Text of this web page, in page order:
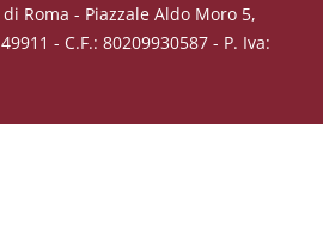
Roma - Piazzale Aldo Moro 5,
- C.F.: 80209930587 - P. Iva: